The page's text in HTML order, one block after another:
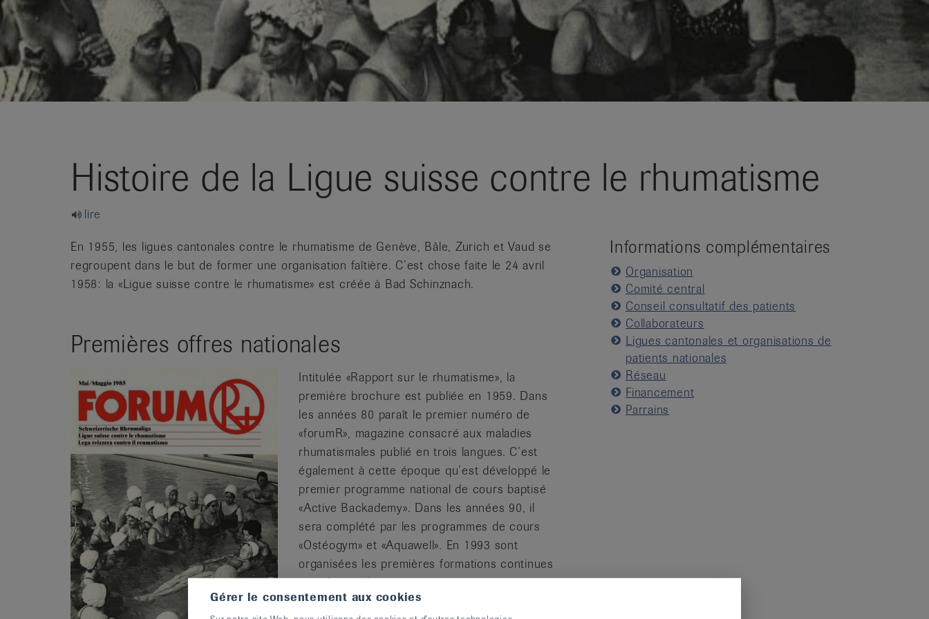
it
Histoire de la Ligue suisse contre le rhumatisme
lire
En 1955, les ligues cantonales contre le rhumatisme de Genève, Bâle, Zurich et Vaud se
regroupent dans le but de former une organisation faîtière. C’est chose faite le 24 avril
1958: la «Ligue suisse contre le rhumatisme» est créée à Bad Schinznach.
Premières offres nationales
Intitulée «Rapport sur le rhumatisme», la
première brochure est publiée en 1959. Dans
les années 80 paraît le premier numéro de
«forumR», magazine consacré aux maladies
rhumatismales publié en trois langues. C’est
également à cette époque qu’est développé le
premier programme national de cours baptisé
«Active Backademy». Dans les années 90, il
sera complété par les programmes de cours
«Ostéogym» et «Aquawell». En 1993 sont
organisées les premières formations continues
pour les médecins.
Informations complémentaires
Organisation
Comité central
Conseil consultatif des patients
Collaborateurs
Ligues cantonales et organisations de
patients nationales
Réseau
Financement
Parrains
Gérer le consentement aux cookies